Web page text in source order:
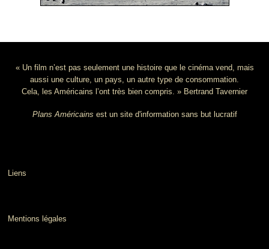
« Un film n’est pas seulement une histoire que le cinéma vend, mais
aussi une culture, un pays, un autre type de consommation.
Cela, les Américains l’ont très bien compris. » Bertrand Tavernier
Plans Américains est un site d'information sans but lucratif
Liens
Mentions légales